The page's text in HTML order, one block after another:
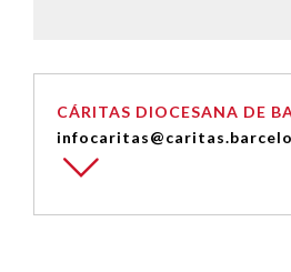
CÁRITAS DIOCESANA DE